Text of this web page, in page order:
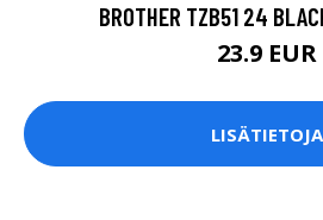
BROTHER TZB51 24
23.9 EUR
LISÄTIETOJA